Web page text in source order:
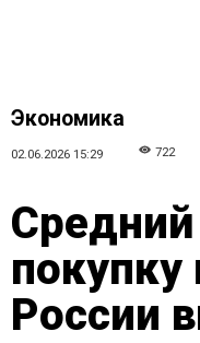
Экономика
02.06.2026 15:29 722
покупку
России